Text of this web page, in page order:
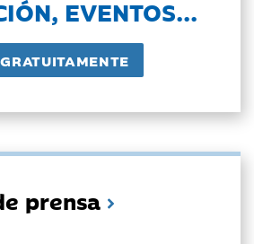
EVENTOS...
prensa